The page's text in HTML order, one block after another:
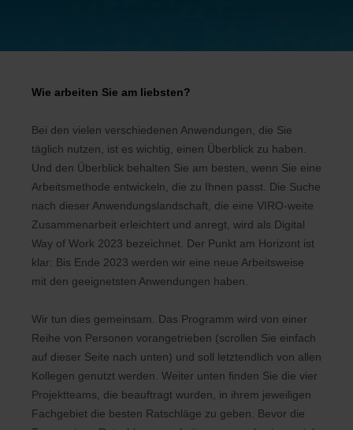
Wie arbeiten Sie am liebsten?
Bei den vielen verschiedenen Anwendungen, die Sie
täglich nutzen, ist es wichtig, einen Überblick zu haben.
Und den Überblick behalten Sie am besten, wenn Sie eine
Arbeitsmethode entwickeln, die zu Ihnen passt. Die Suche
nach dieser Anwendungslandschaft, die eine VIRO-weite
Zusammenarbeit erleichtert und anregt, wird als Digital
Way of Work 2023 bezeichnet. Der Punkt am Horizont ist
klar: Bis Ende 2023 werden wir eine neue Arbeitsweise
mit den geeignetsten Anwendungen haben.
Wir tun dies gemeinsam. Das Programm wird von einer
Reihe von Personen vorangetrieben (scrollen Sie einfach
auf dieser Seite nach unten) und soll letztendlich von allen
Kollegen genutzt werden. Weiter unten finden Sie die vier
Projektteams, die beauftragt wurden, in ihrem jeweiligen
Fachgebiet die besten Ratschläge zu geben. Bevor die